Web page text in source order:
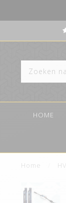
HOME
Home